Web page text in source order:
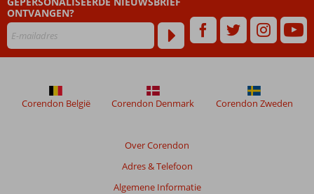
48
niet
weergegeven
om
ONTVANGEN?
Over Corendon
Adres & Telefoon
Algemene Informatie
Corendon België Corendon Denmark Corendon Zweden